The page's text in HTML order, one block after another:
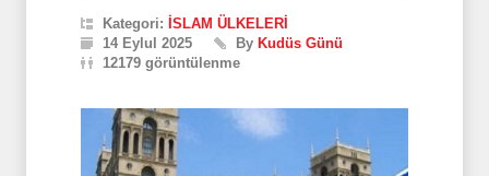
Kategori: İSLAM ÜLKELERİ
14 Eylul 2025
By Kudüs Günü
12179 görüntülenme